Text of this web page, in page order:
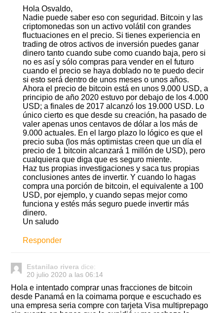
Hola Osvaldo,
Nadie puede saber eso con seguridad. Bitcoin y las
criptomonedas son un activo volátil con grandes
fluctuaciones en el precio. Si tienes experiencia en
trading de otros activos de inversión puedes ganar
dinero tanto cuando sube como cuando baja, pero si
no es así y sólo compras para vender en el futuro
cuando el precio se haya doblado no te puedo decir
si esto será dentro de unos meses o unos años.
Ahora el precio de bitcoin está en unos 9.000 USD, a
principio de año 2020 estuvo por debajo de los 4.000
USD; a finales de 2017 alcanzó los 19.000 USD. Lo
único cierto es que desde su creación, ha pasado de
valer apenas unos centavos de dólar a los más de
9.000 actuales. En el largo plazo lo lógico es que el
precio suba (los más optimistas creen que un día el
precio de 1 bitcoin alcanzará 1 millón de USD), pero
cualquiera que diga que es seguro miente.
Haz tus propias investigaciones y saca tus propias
conclusiones antes de invertir. Y cuando lo hagas
compra una porción de bitcoin, el equivalente a 100
USD, por ejemplo, y cuando sepas mejor como
funciona y estés más seguro puede invertir más
dinero.
Un saludo
Responder
Estanilao rivera dice:
20 julio 2020 a las 06:14
Hola e intentado comprar unas fracciones de bitcoin
desde Panamá en la coimama porque e escuchado es
una empresa seria compre con tarjeta Visa multiprepago